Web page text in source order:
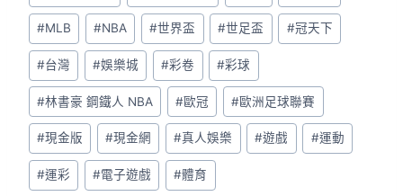
#MLB #NBA #世界盃 #世足盃 #冠天下
#台灣 #娛樂城 #彩卷 #彩球
#林書豪 鋼鐵人 NBA #歐冠 #歐洲足球聯賽
#現金版 #現金網 #真人娛樂 #遊戲 #運動
#運彩 #電子遊戲 #體育